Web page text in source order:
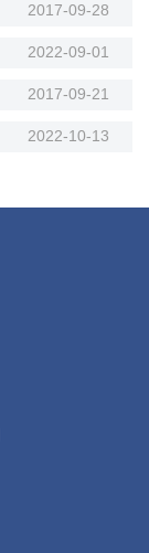
2017-09-28
2022-09-01
2017-09-21
2022-10-13